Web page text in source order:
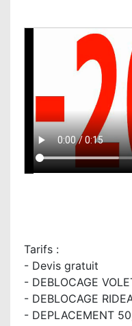
Tarifs :
- Devis gratuit
- DEBLOCAGE
- DEBLOCAGE
- DEPLACEMENT